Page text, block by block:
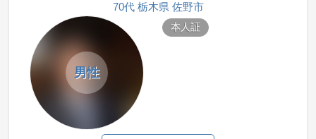
70代 栃木県 佐野市
男性
本人証